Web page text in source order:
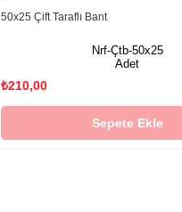
50x25 Çift Taraflı Bant
Nrf-Çtb-50x25
Adet
₺210,00
Sepete Ekle